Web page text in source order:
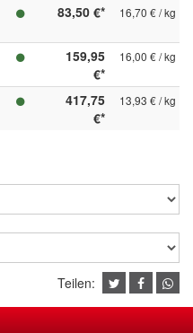
83,50 €* 16,70 € / kg
159,95
€*
16,00 € / kg
417,75
€*
13,93 € / kg
Teilen: